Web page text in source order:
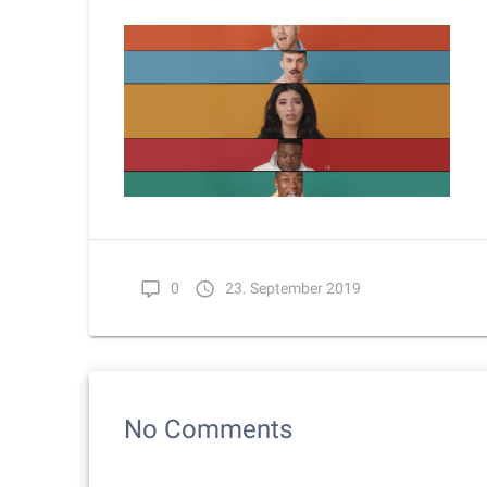
0 23. September 2019
No Comments